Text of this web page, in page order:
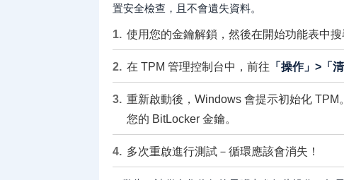
置安全檢查，且不會遺失資料。
使用您的金鑰解鎖，然後在開始功能表中搜
在 TPM 管理控制台中，前往 「操作」>「
重新啟動後，Windows 會提示初始化
您的 BitLocker 金鑰。
多次重啟進行測試－循環應該會消失！